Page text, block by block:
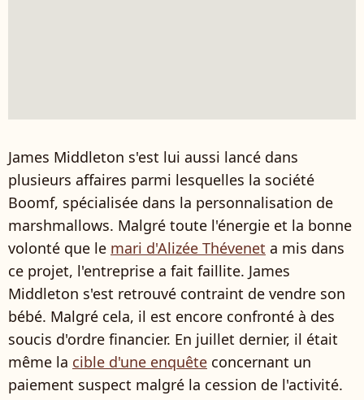
James Middleton s'est lui aussi lancé dans
plusieurs affaires parmi lesquelles la société
Boomf, spécialisée dans la personnalisation de
marshmallows. Malgré toute l'énergie et la bonne
volonté que le mari d'Alizée Thévenet a mis dans
ce projet, l'entreprise a fait faillite. James
Middleton s'est retrouvé contraint de vendre son
bébé. Malgré cela, il est encore confronté à des
soucis d'ordre financier. En juillet dernier, il était
même la cible d'une enquête concernant un
paiement suspect malgré la cession de l'activité.